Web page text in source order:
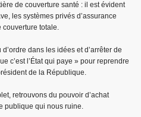
de couverture santé : il est évident
les systèmes privés d’assurance
couverture totale.
dans les idées et d’arrêter de
c’est l’État qui paye » pour reprendre
de la République.
retrouvons du pouvoir d’achat
publique qui nous ruine.